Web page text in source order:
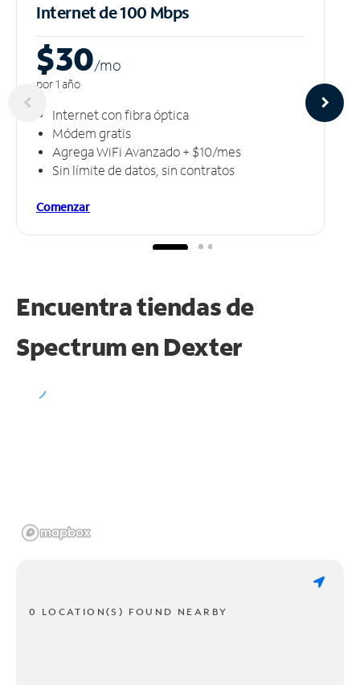
Internet de 100 Mbps
$30/mo
por 1 año
Internet con fibra óptica
Módem gratis
Agrega WiFi Avanzado + $10/mes
Sin límite de datos, sin contratos
Comenzar
Encuentra tiendas de
Spectrum en Dexter
0 LOCATION(S) FOUND NEARBY